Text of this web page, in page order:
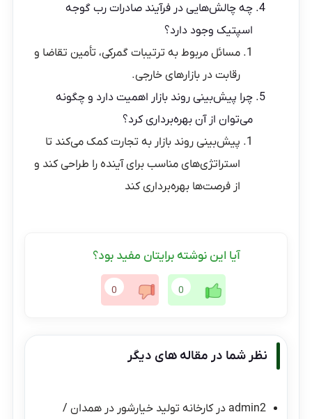
چه چالش‌هایی در فرآیند صادرات رب گوجه
اسپتیک وجود دارد؟
مسائل مربوط به ترتیبات گمرکی، تأمین تقاضا و
رقابت در بازارهای خارجی.
چرا پیش‌بینی روند بازار اهمیت دارد و چگونه
می‌توان از آن بهره‌برداری کرد؟
پیش‌بینی روند بازار به تجارت کمک می‌کند تا
استراتژی‌های مناسب برای آینده را طراحی کند و
از فرصت‌ها بهره‌برداری کند
آیا این نوشته برایتان مفید بود؟
0
0
نظر شما در مقاله های دیگر
admin2 درکارخانه تولید خیارشور در همدان /